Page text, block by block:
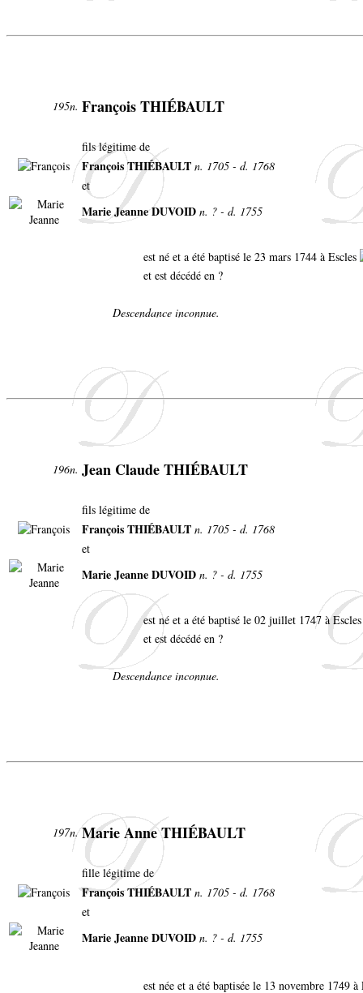
195n. François THIÉBAULT
fils légitime de
François THIÉBAULT n. 1705 - d. 1768
et
Marie Jeanne DUVOID n. ? - d. 1755
est né et a été baptisé le 23 mars 1744 à Escles
et est décédé en ?
Descendance inconnue.
196n. Jean Claude THIÉBAULT
fils légitime de
François THIÉBAULT n. 1705 - d. 1768
et
Marie Jeanne DUVOID n. ? - d. 1755
est né et a été baptisé le 02 juillet 1747 à
et est décédé en ?
Descendance inconnue.
197n. Marie Anne THIÉBAULT
fille légitime de
François THIÉBAULT n. 1705 - d. 1768
et
Marie Jeanne DUVOID n. ? - d. 1755
est née et a été baptisée le 13 novembre 1749